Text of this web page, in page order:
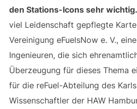
den Stations-Icons sehr wichtig.
viel Leidenschaft gepflegte
Vereinigung eFuelsNow e. V.,
Ingenieuren, die sich
Überzeugung für dieses Thema
für die reFuel-Abteilung des
Wissenschaftler der HAW